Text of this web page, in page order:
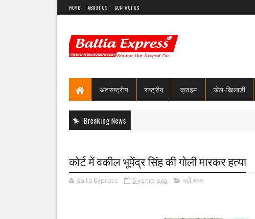
HOME ABOUT US CONTACT US
अंतराष्ट्रीय राष्ट्रीय क्राइम खेल-खिलाडी
Breaking News
कोर्ट में वकील भूपेंद्र सिंह की गोली मारकर हत्या
Ballia Express 5 years ago बड़ी खबर